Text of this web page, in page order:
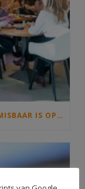
WAAROM DOELGROEPTARGETING ONMISBAAR IS OP JOUW INTRANET